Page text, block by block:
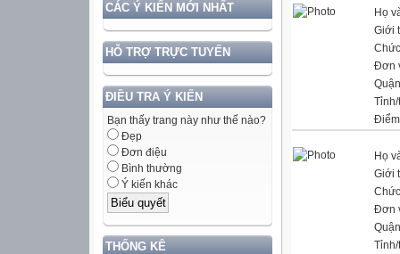
CÁC Ý KIẾN MỚI NHẤT
HỖ TRỢ TRỰC TUYẾN
ĐIỀU TRA Ý KIẾN
Bạn thấy trang này như thế nào?
Đẹp
Đơn điệu
Bình thường
Ý kiến khác
THỐNG KÊ
Họ
Giới
Đơn
Họ
Giới
Đơn